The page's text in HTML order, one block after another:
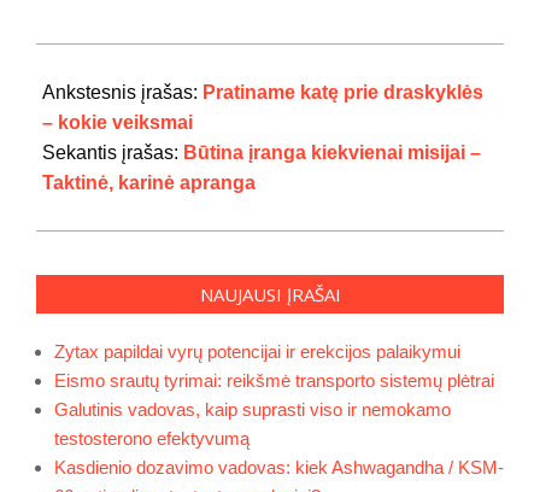
07-
21
Ankstesnis įrašas: Pratiname katę prie draskyklės
– kokie veiksmai
Sekantis įrašas: Būtina įranga kiekvienai misijai –
Taktinė, karinė apranga
NAUJAUSI ĮRAŠAI
Zytax papildai vyrų potencijai ir erekcijos palaikymui
Eismo srautų tyrimai: reikšmė transporto sistemų plėtrai
Galutinis vadovas, kaip suprasti viso ir nemokamo
testosterono efektyvumą
Kasdienio dozavimo vadovas: kiek Ashwagandha / KSM-